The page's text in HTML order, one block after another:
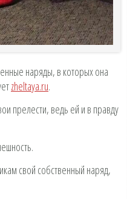
наряды, в которых она
zheltaya.ru.
прелести, ведь ей и в правду
свой собственный наряд,